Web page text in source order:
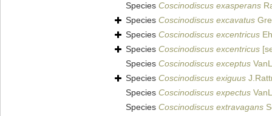
Species Coscinodiscus exasperans
Species Coscinodiscus excavatus
Species Coscinodiscus excentricus
Species Coscinodiscus excentricus
Species Coscinodiscus exceptus
Species Coscinodiscus exiguus
Species Coscinodiscus expectus
Species Coscinodiscus extravagans